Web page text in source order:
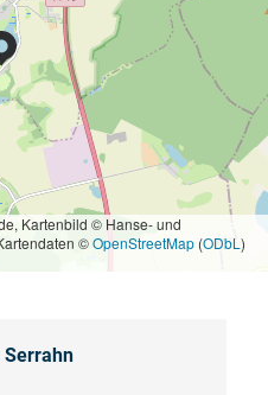
Kartenbild © Hanse- und
©OpenStreetMap (ODbL )
Serrahn